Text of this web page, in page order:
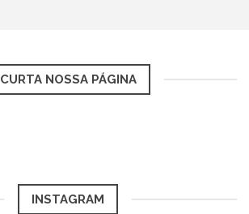
CURTA NOSSA PÁGINA
INSTAGRAM